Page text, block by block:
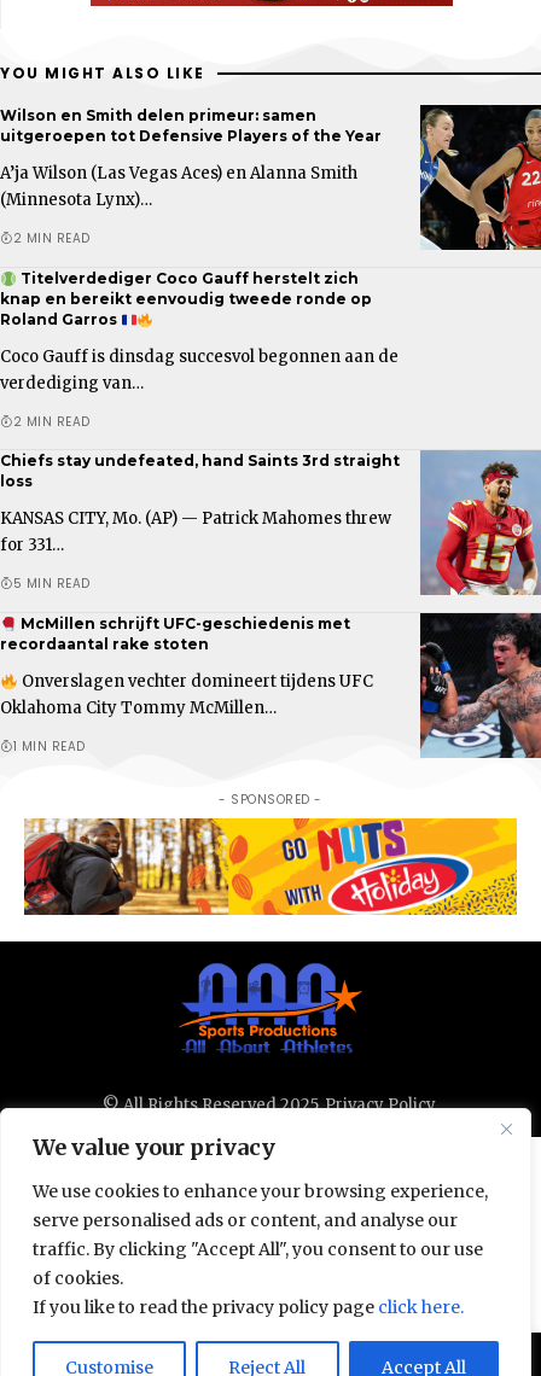
We value your privacy
We use cookies to enhance your browsing experience,
serve personalised ads or content, and analyse our
traffic. By clicking "Accept All", you consent to our use
of cookies.
If you like to read the privacy policy page click here.
Customise Reject All Accept All
Door deze site te gebruiken, ga je akkoord met het
Accept
YOU MIGHT ALSO LIKE
Wilson en Smith delen primeur: samen
uitgeroepen tot Defensive Players of the Year
A’ja Wilson (Las Vegas Aces) en Alanna Smith
(Minnesota Lynx)…
2 MIN READ
Titelverdediger Coco Gauff herstelt zich
knap en bereikt eenvoudig tweede ronde op
Roland Garros
Coco Gauff is dinsdag succesvol begonnen aan de
verdediging van…
2 MIN READ
Chiefs stay undefeated, hand Saints 3rd straight
loss
KANSAS CITY, Mo. (AP) — Patrick Mahomes threw
for 331…
5 MIN READ
McMillen schrijft UFC-geschiedenis met
recordaantal rake stoten
Onverslagen vechter domineert tijdens UFC
Oklahoma City Tommy McMillen…
1 MIN READ
- SPONSORED -
© All Rights Reserved 2025.Privacy Policy.